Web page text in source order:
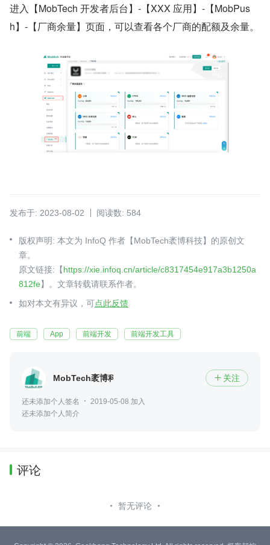
进入【MobTech 开发者后台】-【XXX 应用】-【MobPus
h】-【厂商余量】页面，可以查看各个厂商的配额及余量。
发布于: 2023-08-02 阅读数: 584
版权声明: 本文为 InfoQ 作者【MobTech袤博科技】的原创文
章。
原文链接:【https://xie.infoq.cn/article/c8317454e917a3b1250a
812fe】。文章转载请联系作者。
如对本文有异议，可点此反馈
前端 App 前端开发 前端开发工具
MobTech袤博科技  关注
还未添加个人签名
2019-05-08 加入
还未添加个人简介
评论
暂无评论